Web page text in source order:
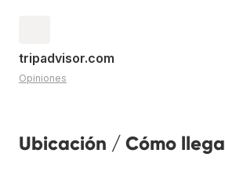
tripadvisor.com
Opiniones
Ubicación / Cómo